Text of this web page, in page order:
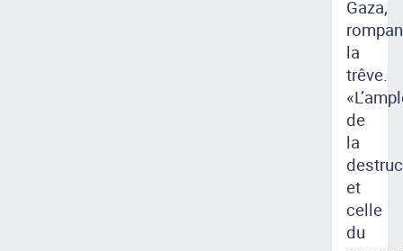
Gaza,
la
trêve.
de
la
et
celle
du